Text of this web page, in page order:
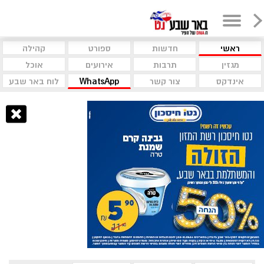
ראשי חדשות ספורט
קהילה
מגזין
תרבות אירועים
אוכל
אינדקס
צור קשר WhatsApp לוח באר שבע